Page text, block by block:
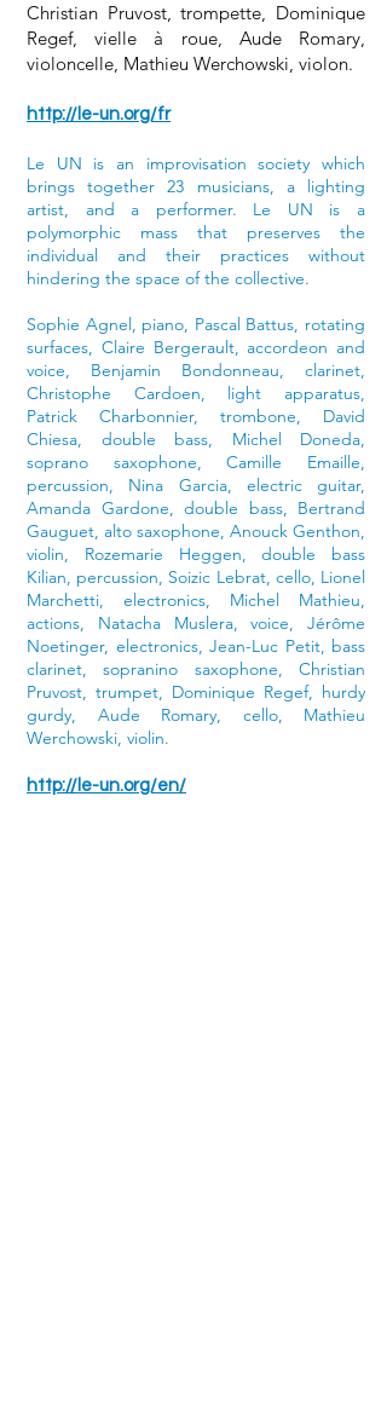
Christian Pruvost, trompette, Dominique
Regef, vielle à roue, Aude Romary,
violoncelle, Mathieu Werchowski, violon.
http://le-un.org/fr
Le UN is an improvisation society which
brings together 23 musicians, a lighting
artist, and a performer. Le UN is a
polymorphic mass that preserves the
individual and their practices without
hindering the space of the collective.
Sophie Agnel, piano, Pascal Battus, rotating
surfaces, Claire Bergerault, accordeon and
voice, Benjamin Bondonneau, clarinet,
Christophe Cardoen, light apparatus,
Patrick Charbonnier, trombone, David
Chiesa, double bass, Michel Doneda,
soprano saxophone, Camille Emaille,
percussion, Nina Garcia, electric guitar,
Amanda Gardone, double bass, Bertrand
Gauguet, alto saxophone, Anouck Genthon,
violin, Rozemarie Heggen, double bass
Kilian, percussion, Soizic Lebrat, cello, Lionel
Marchetti, electronics, Michel Mathieu,
actions, Natacha Muslera, voice, Jérôme
Noetinger, electronics, Jean-Luc Petit, bass
clarinet, sopranino saxophone, Christian
Pruvost, trumpet, Dominique Regef, hurdy
gurdy, Aude Romary, cello, Mathieu
Werchowski, violin.
http://le-un.org/en/